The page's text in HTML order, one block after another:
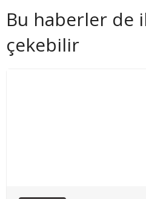
Bu haberler de
çekebilir